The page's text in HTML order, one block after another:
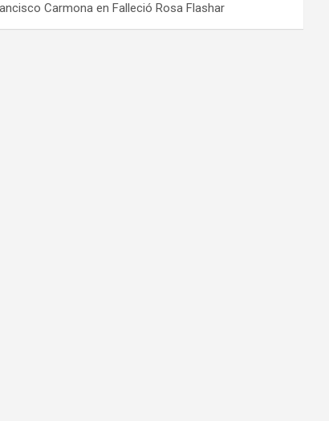
Carmona enFalleció Rosa Flashar